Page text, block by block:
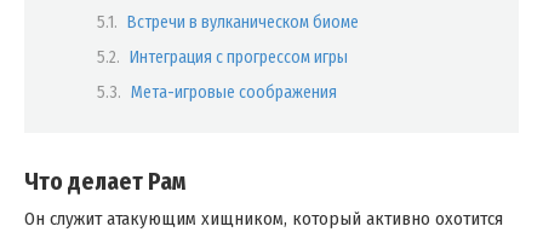
Встречи в вулканическом биоме
Интеграция с прогрессом игры
Мета-игровые соображения
Что делает Рам
Он служит атакующим хищником, который активно охотится